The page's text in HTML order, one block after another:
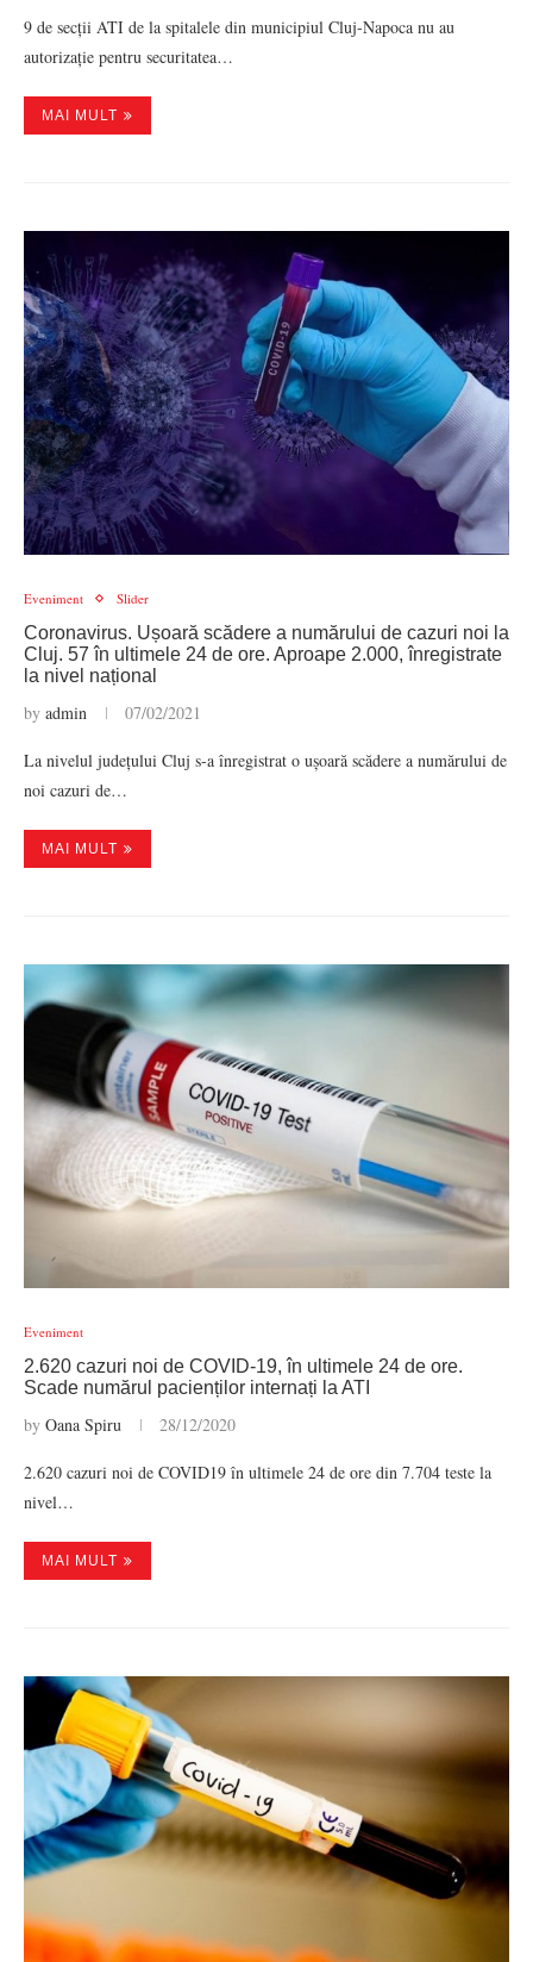
9 de secții ATI de la spitalele din municipiul Cluj-Napoca nu au
autorizație pentru securitatea…
MAI MULT
Eveniment Slider
Coronavirus. Ușoară scădere a numărului de cazuri noi la
Cluj. 57 în ultimele 24 de ore. Aproape 2.000, înregistrate
la nivel național
by admin 07/02/2021
La nivelul județului Cluj s-a înregistrat o ușoară scădere a numărului de
noi cazuri de…
MAI MULT
Eveniment
2.620 cazuri noi de COVID-19, în ultimele 24 de ore.
Scade numărul pacienților internați la ATI
by Oana Spiru 28/12/2020
2.620 cazuri noi de COVID19 în ultimele 24 de ore din 7.704 teste la
nivel…
MAI MULT